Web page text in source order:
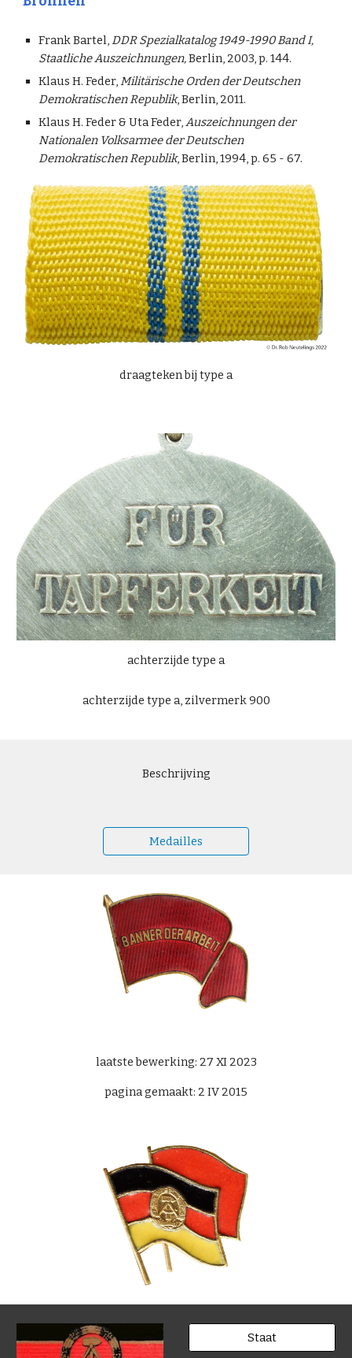
Frank Bartel,DDR Spezialkatalog 1949-1990 Band I,
Staatliche Auszeichnungen,Berlin, 2003, p. 144.
Klaus H. Feder,Militärische Orden der Deutschen
Demokratischen Republik, Berlin, 2011.
Klaus H. Feder & Uta Feder,Auszeichnungen der
Nationalen Volksarmee der Deutschen
Demokratischen Republik, Berlin, 1994, p. 65 - 67.
draagteken bij type a
achterzijde type a
achterzijde type a, zilvermerk 900
Beschrijving
Medailles
laatste bewerking: 27 XI 2023
pagina gemaakt: 2 IV 2015
Staat